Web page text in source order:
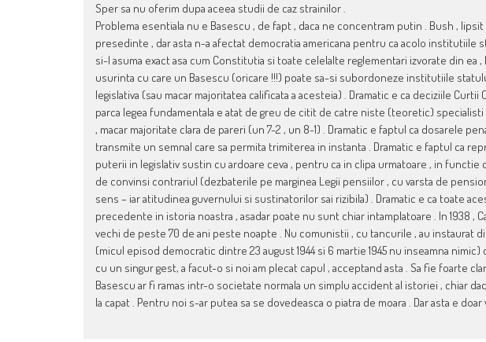
Sper sa nu oferim dupa aceea studii de caz strainilor .
Problema esentiala nu e Basescu , de fapt , daca ne concentram putin . Bush ,
presedinte , dar asta n-a afectat democratia americana pentru ca acolo institutiile
si-l asuma exact asa cum Constitutia si toate celelalte reglementari izvorate din ea
usurinta cu care un Basescu (oricare !!!) poate sa-si subordoneze institutiile
legislativa (sau macar majoritatea calificata a acesteia) . Dramatic e ca deciziile
parca legea fundamentala e atat de greu de citit de catre niste (teoretic)
, macar majoritate clara de pareri (un 7-2 , un 8-1) . Dramatic e faptul ca dosarele
transmite un semnal care sa permita trimiterea in instanta . Dramatic e faptul ca
puterii in legislativ sustin cu ardoare ceva , pentru ca in clipa urmatoare , in functie
de convinsi contrariul (dezbaterile pe marginea Legii pensiilor , cu varsta de
sens – iar atitudinea guvernului si sustinatorilor sai rizibila) . Dramatic e ca toate
precedente in istoria noastra , asadar poate nu sunt chiar intamplatoare . In 1938 ,
vechi de peste 70 de ani peste noapte . Nu comunistii , cu tancurile , au instaurat
(micul episod democratic dintre 23 august 1944 si 6 martie 1945 nu inseamna
cu un singur gest, a facut-o si noi am plecat capul , acceptand asta . Sa fie foarte
Basescu ar fi ramas intr-o societate normala un simplu accident al istoriei , chiar
la capat . Pentru noi s-ar putea sa se dovedeasca o piatra de moara . Dar asta e doar